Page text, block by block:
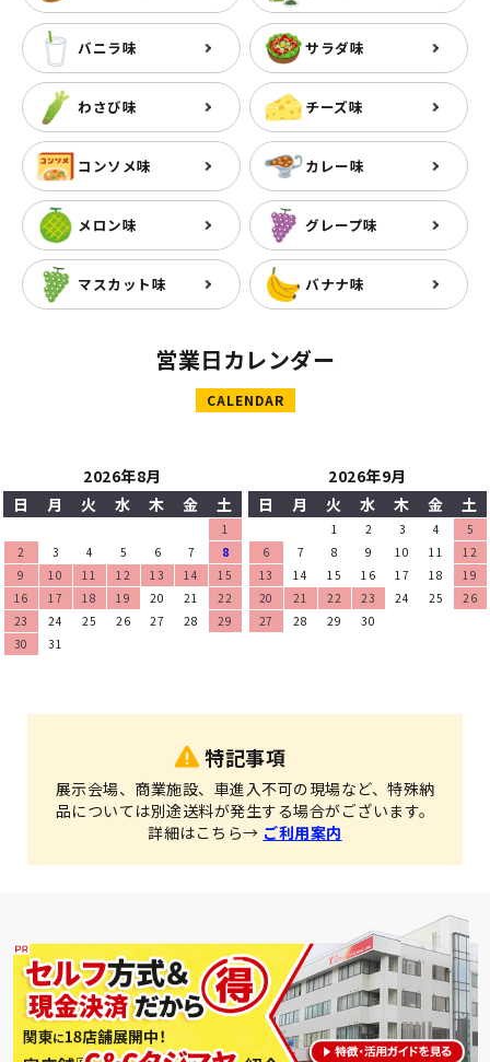
バニラ味 サラダ味
わさび味 チーズ味
コンソメ味 カレー味
メロン味 グレープ味
マスカット味 バナナ味
営業日カレンダー
CALENDAR
2026年8月
日
月 火 水 木 金 土
1
2
3 4 5 6 7
8
9
10 11 12 13 14
15
16
17 18 19 20 21
22
23
24 25 26 27 28
29
30
31
2026年9月
日
月 火 水 木 金 土
1 2 3 4
5
6
7 8 9 10 11
12
13
14 15 16 17 18
19
20
21 22 23 24 25
26
27
28 29 30
特記事項
展示会場、商業施設、車進入不可の現場など、特殊納
品については別途送料が発生する場合がございます。
詳細はこちら→ ご利用案内